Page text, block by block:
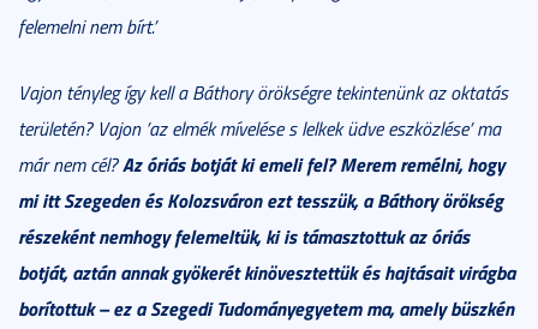
felemelni nem bírt.’
Vajon tényleg így kell a Báthory örökségre tekintenünk az oktatás
területén? Vajon ’az elmék mívelése s lelkek üdve eszközlése’ ma
már nem cél?Az óriás botját ki emeli fel? Merem remélni, hogy
mi itt Szegeden és Kolozsváron ezt tesszük, a Báthory örökség
részeként nemhogy felemeltük, ki is támasztottuk az óriás
botját, aztán annak gyökerét kinövesztettük és hajtásait virágba
borítottuk – ez a Szegedi Tudományegyetem ma, amely büszkén